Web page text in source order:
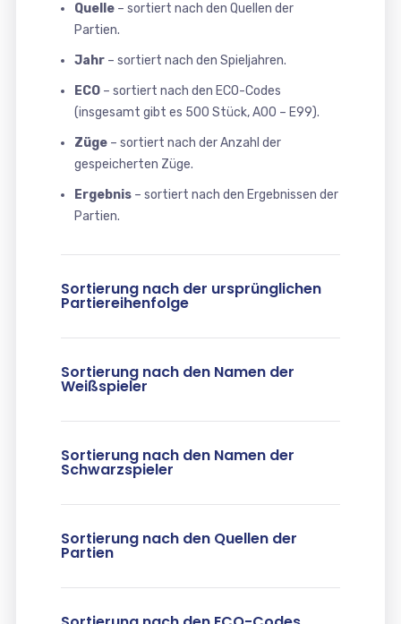
Quelle– sortiert nach den Quellen der
Partien.
Jahr– sortiert nach den Spieljahren.
ECO– sortiert nach den ECO-Codes
(insgesamt gibt es 500 Stück, A00 – E99).
Züge– sortiert nach der Anzahl der
gespeicherten Züge.
Ergebnis– sortiert nach den Ergebnissen der
Partien.
Sortierung nach der ursprünglichen
Partiereihenfolge
Sortierung nach den Namen der
Weißspieler
Sortierung nach den Namen der
Schwarzspieler
Sortierung nach den Quellen der
Partien